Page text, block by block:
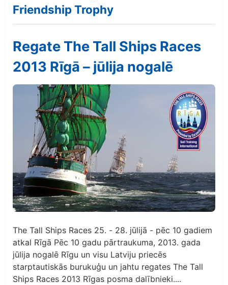
Friendship Trophy
Regate The Tall Ships Races
2013 Rīgā – jūlija nogalē
The Tall Ships Races 25. - 28. jūlijā - pēc 10 gadiem
atkal Rīgā Pēc 10 gadu pārtraukuma, 2013. gada
jūlija nogalē Rīgu un visu Latviju priecēs
starptautiskās burukuģu un jahtu regates The Tall
Ships Races 2013 Rīgas posma dalībnieki....